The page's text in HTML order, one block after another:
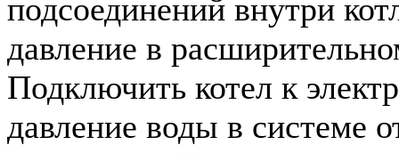
подсоединений внутри
давление в
Подключить котел к
давление воды в системе